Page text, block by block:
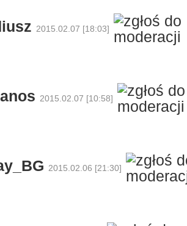
2015.02.07 [18:03]
2015.02.07 [10:58]
2015.02.06 [21:30]